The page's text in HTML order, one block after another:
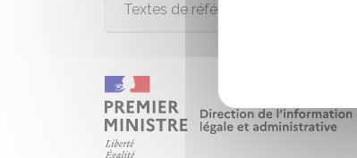
Textes de référence